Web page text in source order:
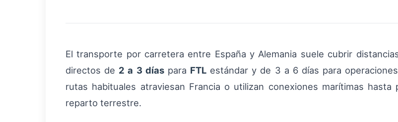
El transporte por carretera entre España y Alemania suele cubrir
directos de 2 a 3 díaspara FTLestándar y de 3 a 6 días para
rutas habituales atraviesan Francia o utilizan conexiones marítimas
reparto terrestre.